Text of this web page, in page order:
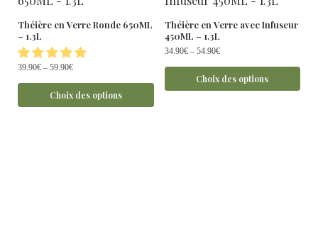
Théière en Verre Ronde 650ML
– 1.3L
39.90€ – 59.90€
Choix des options
Théière en Verre avec Infuseur
450ML – 1.3L
34.90€– 54.90€
Choix des options